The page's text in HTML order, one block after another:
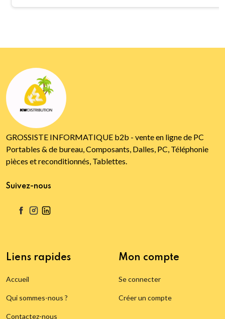
GROSSISTE INFORMATIQUE b2b - vente en ligne de PC
Portables & de bureau, Composants, Dalles, PC, Téléphonie
pièces et reconditionnés, Tablettes.
Suivez-nous
Liens rapides
Accueil
Qui sommes-nous ?
Contactez-nous
Mon compte
Se connecter
Créer un compte